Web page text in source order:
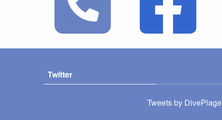
Twitter
Tweets by DivePlage